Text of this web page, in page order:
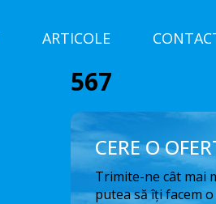
ARTICOLE
567
CERE O
Trimite-ne cât mai
putea să îți facem